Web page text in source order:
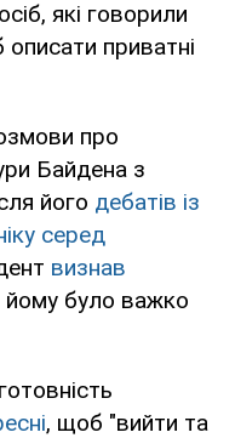
які говорили
приватні
про
Байдена з
його дебатів із
серед
визнав
було важко
, щоб "вийти та